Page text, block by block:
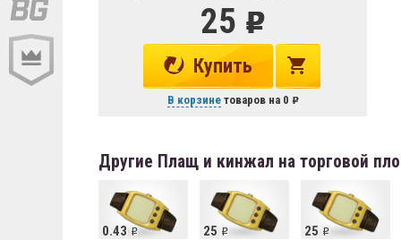
25
Купить
В корзинетоваров на 0
Другие Плащ и кинжал на торговой
0.43 25 25